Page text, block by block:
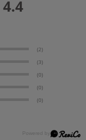
4.4
(2)
(3)
(0)
(0)
(0)